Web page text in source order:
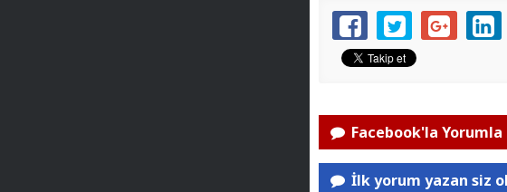
Facebook'la Yorumla
İlk yorum yazan siz